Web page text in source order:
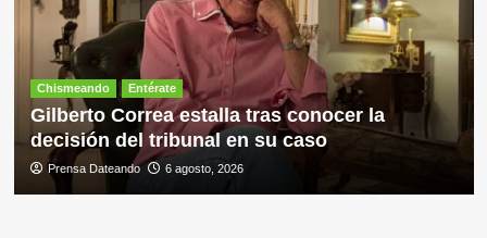
Chismeando Entérate
Gilberto Correa estalla tras conocer la
decisión del tribunal en su caso
Prensa Dateando 6 agosto, 2026